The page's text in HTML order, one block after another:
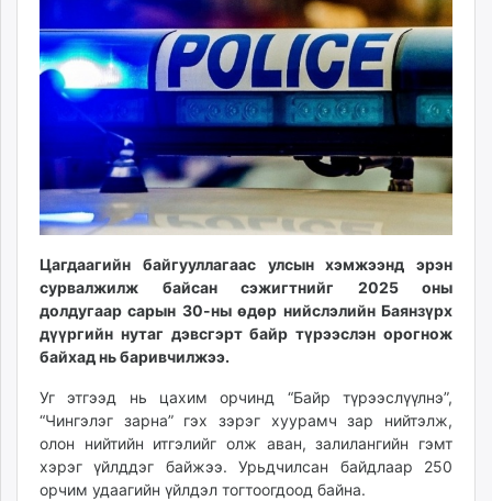
mnb.mn
Livetv.mn
Eguur.mn
24tsag.mn
shuud.mn
eagle.mn
ergelt.mn
zarig.mn
today.mn
zuv.mn
mminfo.mn
ugluu.mn
unen.mn
asu.mn
shudarga.mn
shuurhai.mn
Цагдаагийн байгууллагаас улсын хэмжээнд эрэн
сурвалжилж байсан сэжигтнийг 2025 оны
долдугаар сарын 30-ны өдөр нийслэлийн Баянзүрх
дүүргийн нутаг дэвсгэрт байр түрээслэн орогнож
байхад нь баривчилжээ.
Уг этгээд нь цахим орчинд “Байр түрээслүүлнэ”,
“Чингэлэг зарна” гэх зэрэг хуурамч зар нийтэлж,
олон нийтийн итгэлийг олж аван, залилангийн гэмт
хэрэг үйлддэг байжээ. Урьдчилсан байдлаар 250
орчим удаагийн үйлдэл тогтоогдоод байна.